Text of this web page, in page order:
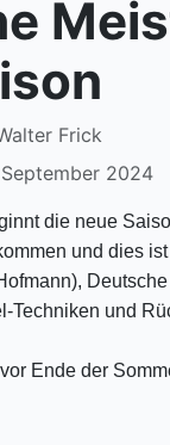
Frick
2024
die neue
und dies
Techniken und
Ende der